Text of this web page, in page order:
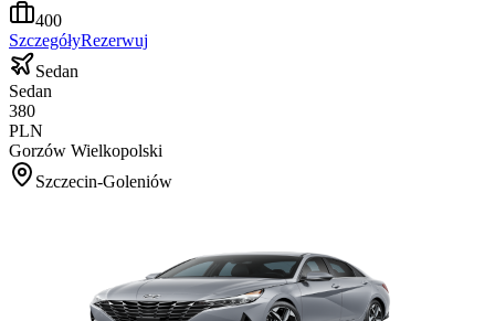
400
SzczegółyRezerwuj
Sedan
Sedan
380
PLN
Gorzów Wielkopolski
Szczecin-Goleniów